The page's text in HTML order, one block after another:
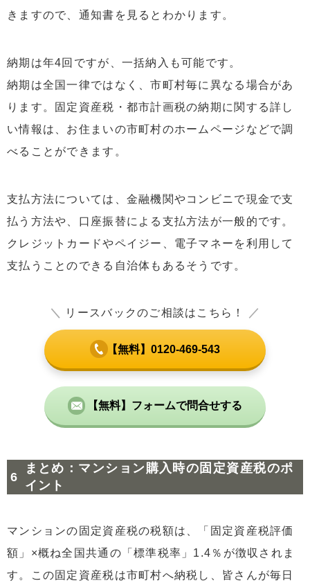
きますので、通知書を見るとわかります。
納期は年4回ですが、一括納入も可能です。
納期は全国一律ではなく、市町村毎に異なる場合があ
ります。固定資産税・都市計画税の納期に関する詳し
い情報は、お住まいの市町村のホームページなどで調
べることができます。
支払方法については、金融機関やコンビニで現金で支
払う方法や、口座振替による支払方法が一般的です。
クレジットカードやペイジー、電子マネーを利用して
支払うことのできる自治体もあるそうです。
＼ リースバックのご相談はこちら！ ／
【無料】0120-469-543
【無料】フォームで問合せする
まとめ：マンション購入時の固定資産税のポ
イント
マンションの固定資産税の税額は、「固定資産税評価
額」×概ね全国共通の「標準税率」1.4％が徴収されま
す。この固定資産税は市町村へ納税し、皆さんが毎日